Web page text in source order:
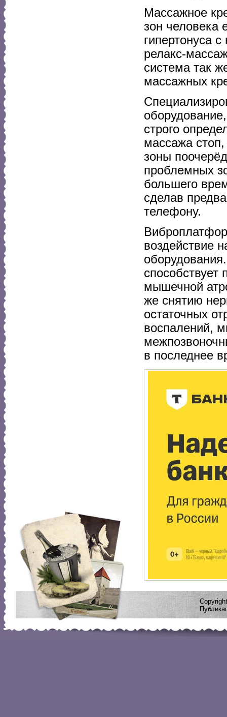
Массажное
зон человека
гипертонуса
релакс-
система так
массажных
строго
массажа
зоны
проблемных
большего
сделав
телефону.
воздействие
мышечной
же снятию
остаточных
воспалений,
в последнее